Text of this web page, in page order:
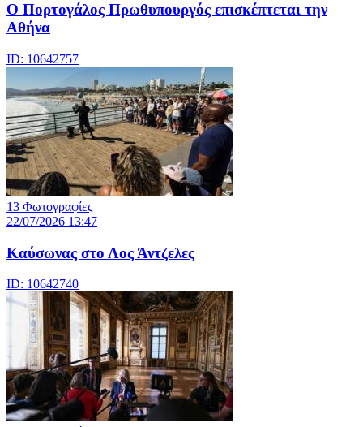
Ο Πορτογάλος Πρωθυπουργός επισκέπτεται την
Αθήνα
ID: 10642757
13 Φωτογραφίες
22/07/2026 13:47
Καύσωνας στο Λος Άντζελες
ID: 10642740